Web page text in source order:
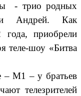
- трио родных
Андрей. Как
приобрели
теле-шоу «Битва
– М1 – у братьев
телезрителей